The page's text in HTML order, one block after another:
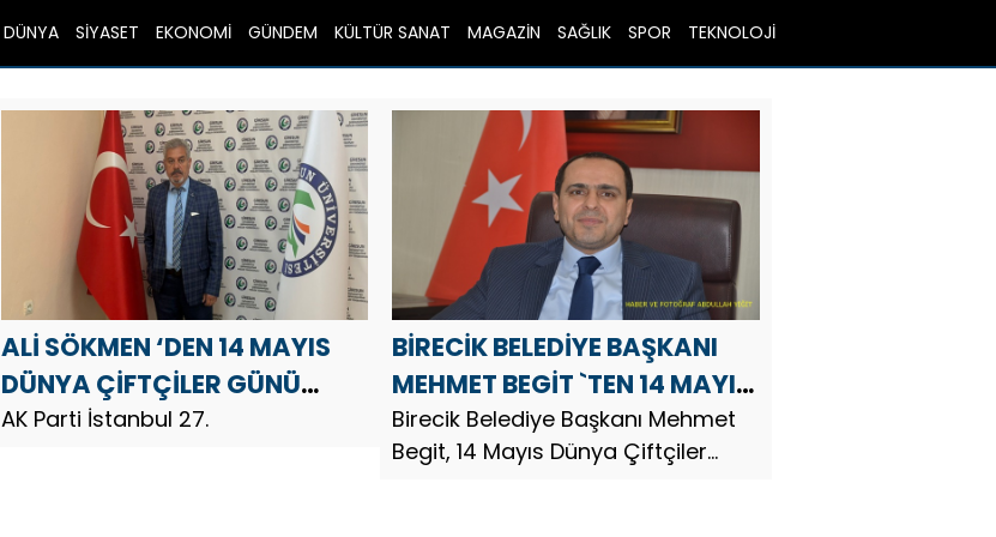
DÜNYA SİYASET EKONOMİ GÜNDEM KÜLTÜR SANAT MAGAZİN SAĞLIK SPOR TEKNOLOJİ
ALİ SÖKMEN ‘DEN 14 MAYIS
DÜNYA ÇİFTÇİLER GÜNÜ
MESAJI
AK Parti İstanbul 27.
BİRECİK BELEDİYE BAŞKANI
MEHMET BEGİT `TEN 14 MAYIS
DÜNYA ÇİFTÇİLER GÜNÜ
MESAJI
Birecik Belediye Başkanı Mehmet
Begit, 14 Mayıs Dünya Çiftçiler